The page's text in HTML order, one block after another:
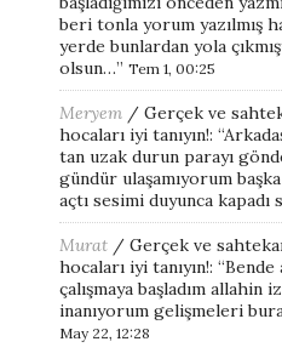
beri tonla yorum yazılmış
yerde bunlardan yola
olsun…” Tem 1, 00:25
Meryem / Gerçek ve
hocaları iyi tanıyın!: “
tan uzak durun parayı
gündür ulaşamıyorum
açtı sesimi duyunca kapadı
Murat / Gerçek ve
hocaları iyi tanıyın!: “Bende
çalışmaya başladım allahin
inanıyorum gelişmeleri
May 22, 12:28